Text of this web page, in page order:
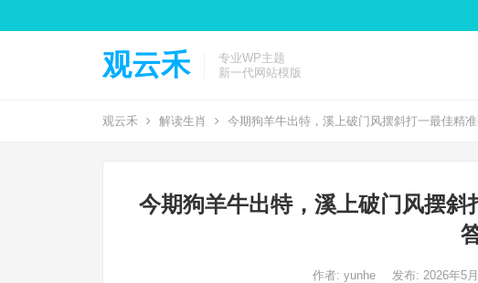
观云禾
专业WP主题
新一代网站模版
观云禾 解读生肖 今期狗羊牛出特，溪上破门风摆斜打一最佳精
今期狗羊牛出特，溪上破门风摆斜
作者: yunhe 发布: 2026年5